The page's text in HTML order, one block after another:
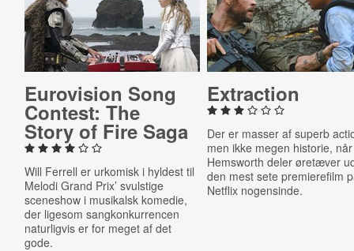
Eu­ro­vi­sion Song
Contest: The
Story of Fire Saga
Will Ferrell er urkomisk i hyldest til
Melodi Grand Prix’ svulstige
sceneshow i musikalsk komedie,
der ligesom sangkonkurrencen
naturligvis er for meget af det
gode.
Ex­trac­tion
Der er masser af superb
men ikke megen historie,
Hemsworth deler øretæver
den mest sete premierefilm
Netflix nogensinde.